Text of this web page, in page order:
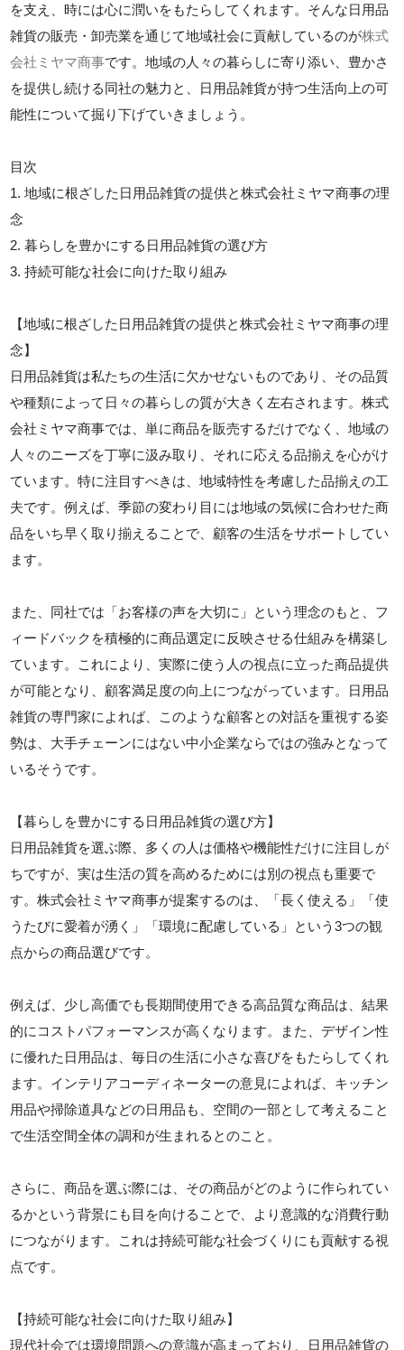
を支え、時には心に潤いをもたらしてくれます。そんな日用品
雑貨の販売・卸売業を通じて地域社会に貢献しているのが株式
会社ミヤマ商事です。地域の人々の暮らしに寄り添い、豊かさ
を提供し続ける同社の魅力と、日用品雑貨が持つ生活向上の可
能性について掘り下げていきましょう。
目次
1. 地域に根ざした日用品雑貨の提供と株式会社ミヤマ商事の理
念
2. 暮らしを豊かにする日用品雑貨の選び方
3. 持続可能な社会に向けた取り組み
【地域に根ざした日用品雑貨の提供と株式会社ミヤマ商事の理
念】
日用品雑貨は私たちの生活に欠かせないものであり、その品質
や種類によって日々の暮らしの質が大きく左右されます。株式
会社ミヤマ商事では、単に商品を販売するだけでなく、地域の
人々のニーズを丁寧に汲み取り、それに応える品揃えを心がけ
ています。特に注目すべきは、地域特性を考慮した品揃えの工
夫です。例えば、季節の変わり目には地域の気候に合わせた商
品をいち早く取り揃えることで、顧客の生活をサポートしてい
ます。
また、同社では「お客様の声を大切に」という理念のもと、フ
ィードバックを積極的に商品選定に反映させる仕組みを構築し
ています。これにより、実際に使う人の視点に立った商品提供
が可能となり、顧客満足度の向上につながっています。日用品
雑貨の専門家によれば、このような顧客との対話を重視する姿
勢は、大手チェーンにはない中小企業ならではの強みとなって
いるそうです。
【暮らしを豊かにする日用品雑貨の選び方】
日用品雑貨を選ぶ際、多くの人は価格や機能性だけに注目しが
ちですが、実は生活の質を高めるためには別の視点も重要で
す。株式会社ミヤマ商事が提案するのは、「長く使える」「使
うたびに愛着が湧く」「環境に配慮している」という3つの観
点からの商品選びです。
例えば、少し高価でも長期間使用できる高品質な商品は、結果
的にコストパフォーマンスが高くなります。また、デザイン性
に優れた日用品は、毎日の生活に小さな喜びをもたらしてくれ
ます。インテリアコーディネーターの意見によれば、キッチン
用品や掃除道具などの日用品も、空間の一部として考えること
で生活空間全体の調和が生まれるとのこと。
さらに、商品を選ぶ際には、その商品がどのように作られてい
るかという背景にも目を向けることで、より意識的な消費行動
につながります。これは持続可能な社会づくりにも貢献する視
点です。
【持続可能な社会に向けた取り組み】
現代社会では環境問題への意識が高まっており、日用品雑貨の